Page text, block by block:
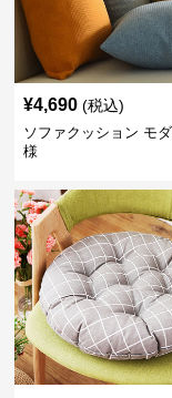
¥4,690 (税込)
ソファクッション モ
様